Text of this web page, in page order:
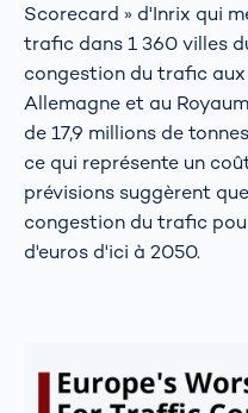
Scorecard » d'Inrix qui
trafic dans 1 360 villes
congestion du trafic
Allemagne et au
de 17,9 millions de
ce qui représente un
prévisions suggèrent
congestion du trafic
d'euros d'ici à 2050.